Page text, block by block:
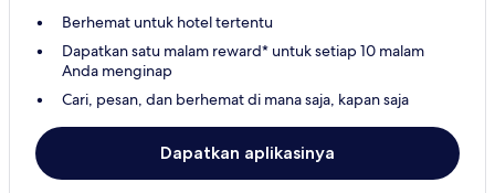
Berhemat untuk hotel tertentu
Dapatkan satu malam reward* untuk setiap 10 malam
Anda menginap
Cari, pesan, dan berhemat di mana saja, kapan saja
Dapatkan aplikasinya